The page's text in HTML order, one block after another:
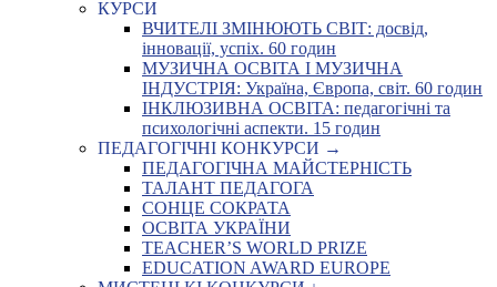
КУРСИ
ВЧИТЕЛІ ЗМІНЮЮТЬ СВІТ: досвід,
інновації, успіх. 60 годин
МУЗИЧНА ОСВІТА І МУЗИЧНА
ІНДУСТРІЯ: Україна, Європа, світ. 60 годин
ІНКЛЮЗИВНА ОСВІТА: педагогічні та
психологічні аспекти. 15 годин
ПЕДАГОГІЧНІ КОНКУРСИ →
ПЕДАГОГІЧНА МАЙСТЕРНІСТЬ
ТАЛАНТ ПЕДАГОГА
СОНЦЕ СОКРАТА
ОСВІТА УКРАЇНИ
TEACHER’S WORLD PRIZE
EDUCATION AWARD EUROPE